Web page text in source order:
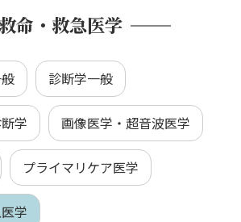
命・救急医学
診断学一般
学 画像医学・超音波医学
プライマリケア医学
学